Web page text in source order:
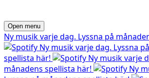
Open menu
Ny musik varje dag. Lyssna på
Ny musik varje dag. Lyssna
spellista här!
Ny musik varje
månadens spellista här!
Ny